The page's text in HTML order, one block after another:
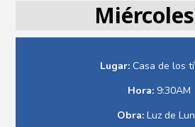
Lugar: Casa de los
Hora: 9:30AM
Obra: Luz de